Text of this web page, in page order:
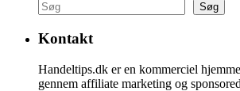
Søg
Kontakt
Handeltips.dk er en kommerciel
gennem affiliate marketing og